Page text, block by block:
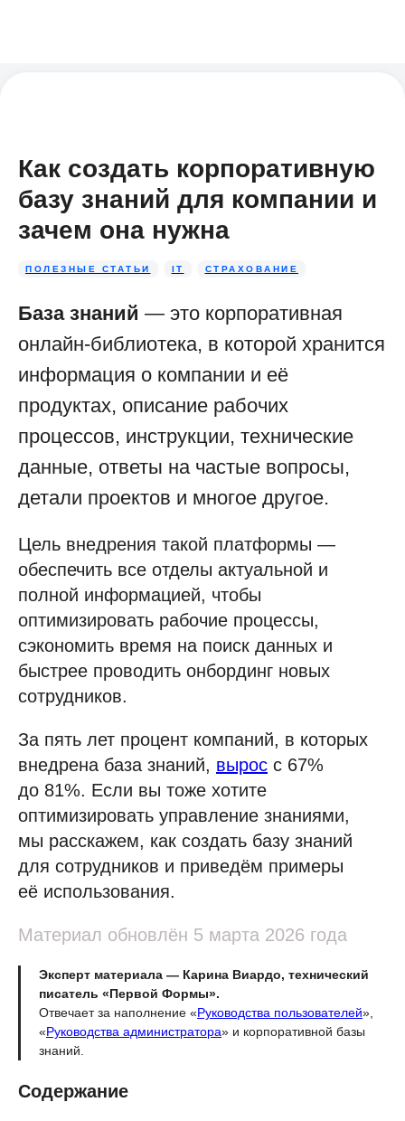
Как создать корпоративную
базу знаний для компании и
зачем она нужна
ПОЛЕЗНЫЕ СТАТЬИ IT СТРАХОВАНИЕ
База знаний — это корпоративная
онлайн-библиотека, в которой хранится
информация о компании и её
продуктах, описание рабочих
процессов, инструкции, технические
данные, ответы на частые вопросы,
детали проектов и многое другое.
Цель внедрения такой платформы —
обеспечить все отделы актуальной и
полной информацией, чтобы
оптимизировать рабочие процессы,
сэкономить время на поиск данных и
быстрее проводить онбординг новых
сотрудников.
За пять лет процент компаний, в которых
внедрена база знаний, вырос с 67%
до 81%. Если вы тоже хотите
оптимизировать управление знаниями,
мы расскажем, как создать базу знаний
для сотрудников и приведём примеры
её использования.
Материал обновлён 5 марта 2026 года
Эксперт материала — Карина Виардо, технический
писатель «Первой Формы».
Отвечает за наполнение «Руководства пользователей»,
«Руководства администратора» и корпоративной базы
знаний.
Содержание